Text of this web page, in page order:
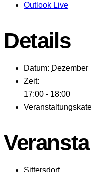
Outlook Live
Details
Datum: Dezember
Zeit:
17:00 - 18:00
Sittersdorf